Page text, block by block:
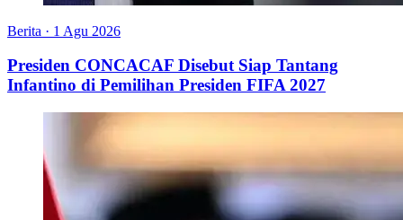
Berita · 1 Agu 2026
Presiden CONCACAF Disebut Siap Tantang
Infantino di Pemilihan Presiden FIFA 2027